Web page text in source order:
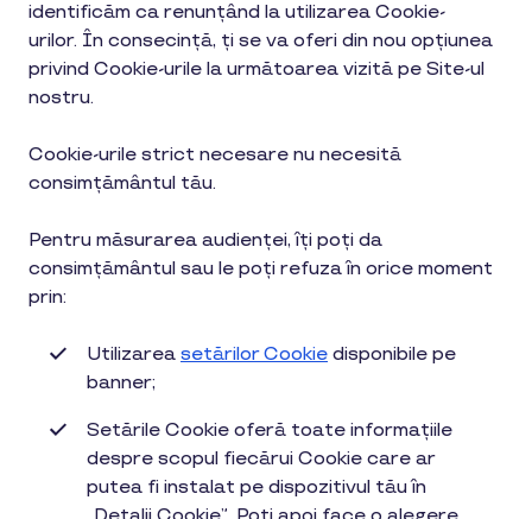
identificăm ca renunțând la utilizarea Cookie-
urilor. În consecință, ți se va oferi din nou opțiunea
privind Cookie-urile la următoarea vizită pe Site-ul
nostru.
Cookie-urile strict necesare nu necesită
consimțământul tău.
Pentru măsurarea audienței, îți poți da
consimțământul sau le poți refuza în orice moment
prin:
Utilizarea setărilor Cookie disponibile pe
banner;
Setările Cookie oferă toate informațiile
despre scopul fiecărui Cookie care ar
putea fi instalat pe dispozitivul tău în